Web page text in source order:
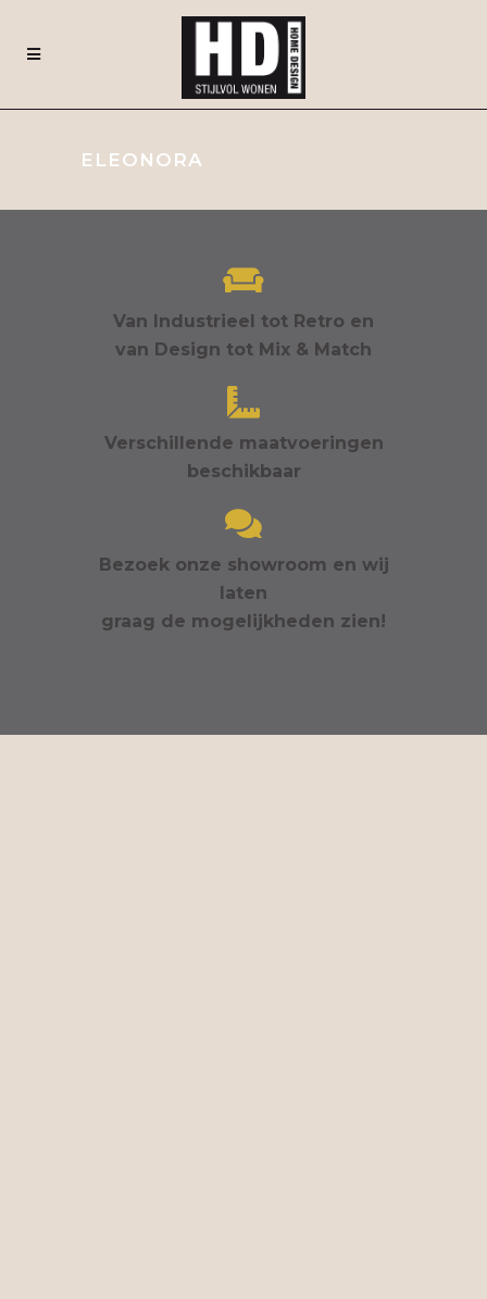
ELEONORA
Van Industrieel tot Retro en
van Design tot Mix & Match
Verschillende maatvoeringen
beschikbaar
Bezoek onze showroom en wij
laten
graag de mogelijkheden zien!